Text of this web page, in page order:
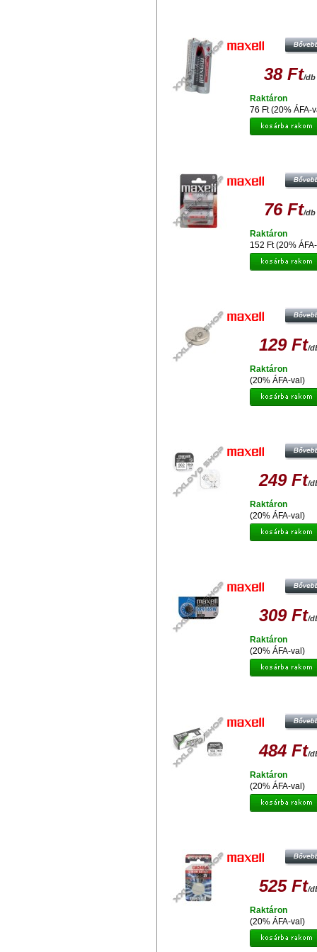
38 Ft/db
76 Ft (20% ÁFA-
Raktáron
76 Ft/db
152 Ft (20%
Raktáron
129 Ft/
(20% ÁFA-val)
Raktáron
249 Ft/
(20% ÁFA-val)
Raktáron
309 Ft/
(20% ÁFA-val)
Raktáron
484 Ft/
(20% ÁFA-val)
Raktáron
525 Ft/
(20% ÁFA-val)
Raktáron